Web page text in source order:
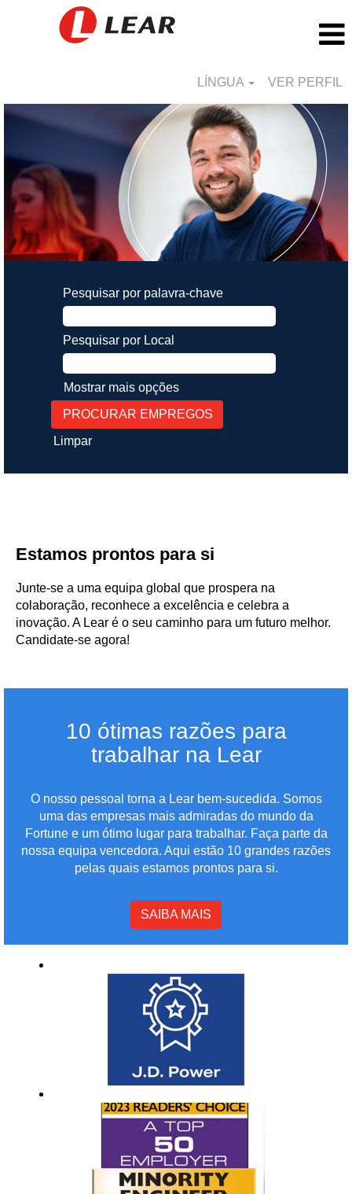
LÍNGUA VER PERFIL
Pesquisar por palavra-chave
Pesquisar por Local
Mostrar mais opções
Limpar
Estamos prontos para si
Junte-se a uma equipa global que prospera na
colaboração, reconhece a excelência e celebra a
inovação. A Lear é o seu caminho para um futuro melhor.
Candidate-se agora!
10 ótimas razões para
trabalhar na Lear
O nosso pessoal torna a Lear bem-sucedida. Somos
uma das empresas mais admiradas do mundo da
Fortune e um ótimo lugar para trabalhar. Faça parte da
nossa equipa vencedora. Aqui estão 10 grandes razões
pelas quais estamos prontos para si.
SAIBA MAIS